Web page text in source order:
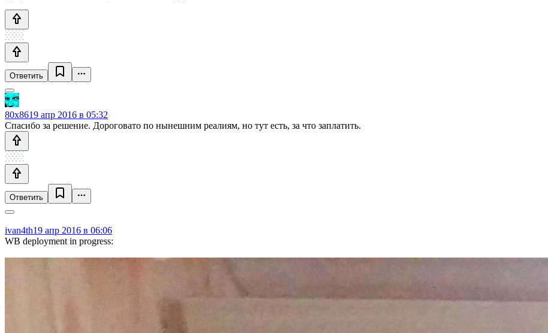
Ответить
80x8619 апр 2016 в 05:32
Спасибо за решение. Дороговато по нынешним реалиям, но тут есть, за что заплатить.
Ответить
ivan4th19 апр 2016 в 06:06
WB deployment in progress: